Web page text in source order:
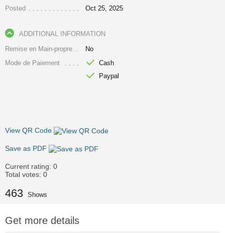
Posted
Oct 25, 2025
ADDITIONAL INFORMATION
Remise en Main-propre Uniquement
No
Mode de Paiement
Cash
Paypal
View QR Code
Save as PDF
Current rating: 0
Total votes: 0
463 Shows
Get more details